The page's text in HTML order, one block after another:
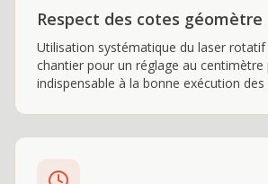
Respect des cotes géomètre
Utilisation systématique du laser rotatif
chantier pour un réglage au centimètre
indispensable à la bonne exécution